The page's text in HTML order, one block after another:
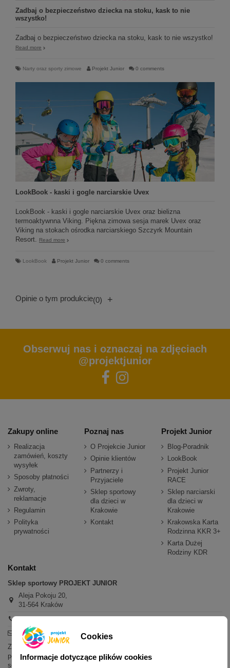
Zadbaj o bezpieczeństwo dziecka na stoku, kask to nie
wszystko!
Zadbaj o bezpieczeństwo dziecka na stoku, kask to nie wszystko!
Read more
Narty oraz sporty zimowe Projekt Junior 0 comments
LookBook - kaski i gogle narciarskie Uvex
LookBook - kaski i gogle narciarskie Uvex oraz bielizna
termoaktywnna Viking. Piękna zimowa sesja marek Uvex oraz
Viking na stokach ośrodka narciarskiego Szczyrk Mountain
Resort.
Read more
LookBook Projekt Junior 0 comments
Opinie o tym produkcie(0) +
Obserwuj nas i oznaczaj na zdjęciach
@projektjunior
Zakupy online
Realizacja
zamówień, koszty
wysyłek
Sposoby płatności
Zwroty,
reklamacje
Regulamin
Polityka
prywatności
Poznaj nas
O Projekcie Junior
Opinie klientów
Partnerzy i
Przyjaciele
Sklep sportowy
dla dzieci w
Krakowie
Kontakt
Projekt Junior
Blog-Poradnik
LookBook
Projekt Junior
RACE
Sklep narciarski
dla dzieci w
Krakowie
Krakowska Karta
Rodzinna KKR 3+
Karta Dużej
Rodziny KDR
Kontakt
Sklep sportowy PROJEKT JUNIOR
Aleja Pokoju 20,
31-564 Kraków
sklep@projektjunior.pl
Zapraszamy do sklepu stacjonarnego:
poniedziałek - piątek: 11.00-19.00
sobota: 10.00-14.00
Cookies
Informacje dotyczące plików cookies